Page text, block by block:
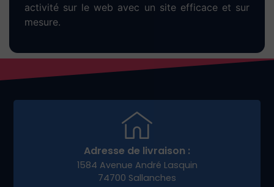
activité sur le web avec un site efficace et sur
mesure.
Adresse de livraison :
1584 Avenue André Lasquin
74700 Sallanches